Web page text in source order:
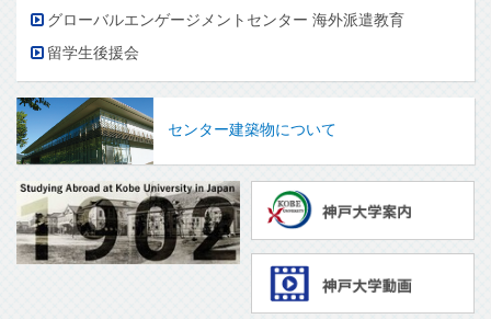
グローバルエンゲージメントセンター 海外派遣教育
留学生後援会
センター建築物について